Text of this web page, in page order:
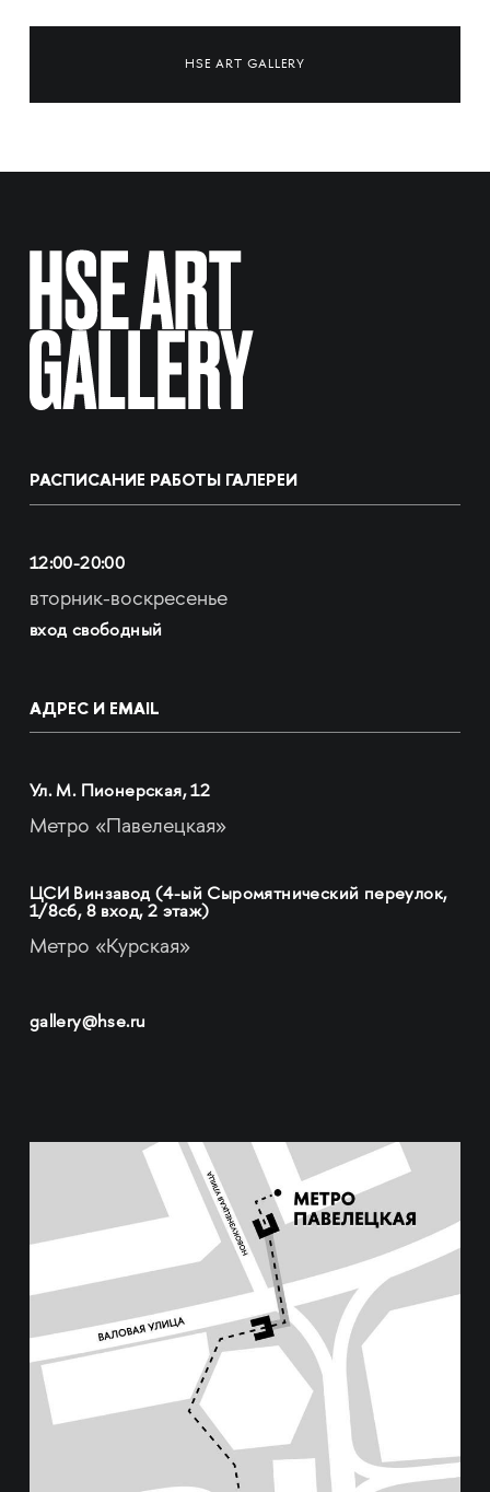
HSE ART GALLERY
РАСПИСАНИЕ РАБОТЫ ГАЛЕРЕИ
12:00-20:00
вторник-воскресенье
вход свободный
АДРЕС И EMAIL
Ул. М. Пионерская, 12
Метро «Павелецкая»
ЦСИ Винзавод (4-ый Сыромятнический переулок,
1/8с6, 8 вход, 2 этаж)
Метро «Курская»
gallery@hse.ru